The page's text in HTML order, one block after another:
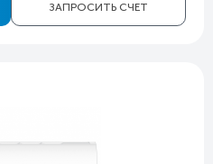
ЗАПРОСИТЬ СЧЕТ